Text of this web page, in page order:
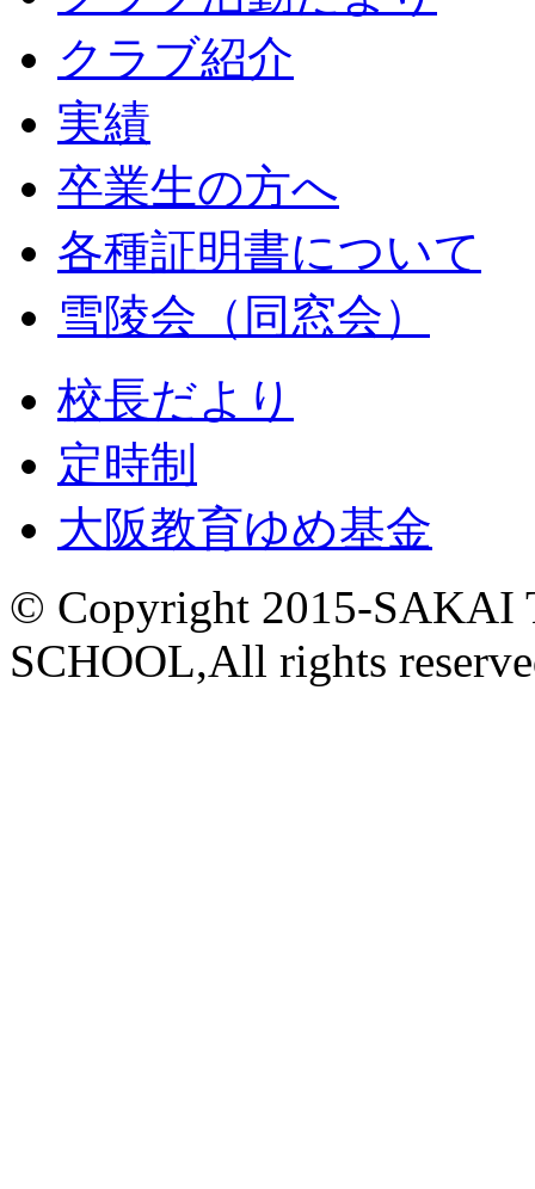
クラブ紹介
実績
卒業生の方へ
各種証明書について
雪陵会（同窓会）
校長だより
定時制
大阪教育ゆめ基金
© Copyright 2015-SAKAI
SCHOOL,All rights